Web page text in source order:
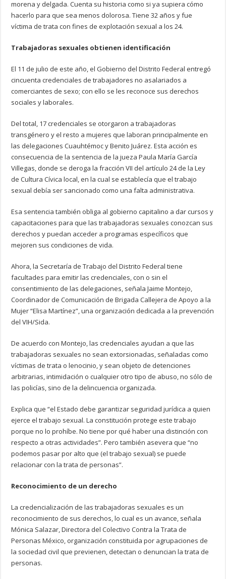
morena y delgada. Cuenta su historia como si ya supiera cómo
hacerlo para que sea menos dolorosa. Tiene 32 años y fue
víctima de trata con fines de explotación sexual a los 24.
Trabajadoras sexuales obtienen identificación
El 11 de julio de este año, el Gobierno del Distrito Federal entregó
cincuenta credenciales de trabajadores no asalariados a
comerciantes de sexo; con ello se les reconoce sus derechos
sociales y laborales.
Del total, 17 credenciales se otorgaron a trabajadoras
transgénero y el resto a mujeres que laboran principalmente en
las delegaciones Cuauhtémoc y Benito Juárez. Esta acción es
consecuencia de la sentencia de la jueza Paula María García
Villegas, donde se deroga la fracción VII del artículo 24 de la Ley
de Cultura Cívica local, en la cual se establecía que el trabajo
sexual debía ser sancionado como una falta administrativa.
Esa sentencia también obliga al gobierno capitalino a dar cursos y
capacitaciones para que las trabajadoras sexuales conozcan sus
derechos y puedan acceder a programas específicos que
mejoren sus condiciones de vida.
Ahora, la Secretaría de Trabajo del Distrito Federal tiene
facultades para emitir las credenciales, con o sin el
consentimiento de las delegaciones, señala Jaime Montejo,
Coordinador de Comunicación de Brigada Callejera de Apoyo a la
Mujer “Elisa Martínez”, una organización dedicada a la prevención
del VIH/Sida.
De acuerdo con Montejo, las credenciales ayudan a que las
trabajadoras sexuales no sean extorsionadas, señaladas como
víctimas de trata o lenocinio, y sean objeto de detenciones
arbitrarias, intimidación o cualquier otro tipo de abuso, no sólo de
las policías, sino de la delincuencia organizada.
Explica que “el Estado debe garantizar seguridad jurídica a quien
ejerce el trabajo sexual. La constitución protege este trabajo
porque no lo prohíbe. No tiene por qué haber una distinción con
respecto a otras actividades”. Pero también asevera que “no
podemos pasar por alto que (el trabajo sexual) se puede
relacionar con la trata de personas”.
Reconocimiento de un derecho
La credencialización de las trabajadoras sexuales es un
reconocimiento de sus derechos, lo cual es un avance, señala
Mónica Salazar, Directora del Colectivo Contra la Trata de
Personas México, organización constituida por agrupaciones de
la sociedad civil que previenen, detectan o denuncian la trata de
personas.